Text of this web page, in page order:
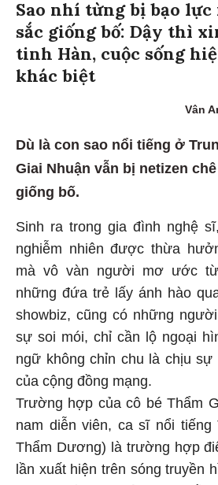
Sao nhí từng bị bạo
sắc giống bố: Dậy thì
tinh Hàn, cuộc sống
khác biệt
Vân
Dù là con sao nổi tiếng ở
Giai Nhuận vẫn bị netizen
giống bố.
Sinh ra trong gia đình nghệ
nghiễm nhiên được thừa
mà vô vàn người mơ ước
những đứa trẻ lấy ánh hào
showbiz, cũng có những
sự soi mói, chỉ cần lộ ngoại
ngữ không chỉn chu là chịu sự
của cộng đồng mạng.
Trường hợp của cô bé Thẩm
nam diễn viên, ca sĩ nổi tiếng
Thẩm Dương) là trường hợp
lần xuất hiện trên sóng truyền